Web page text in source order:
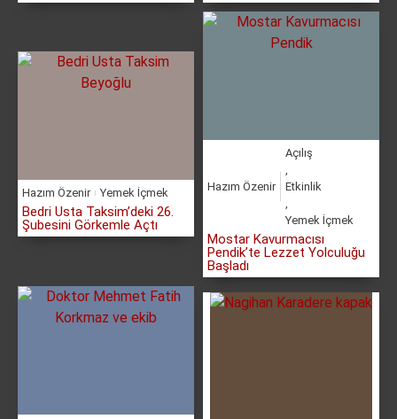
Hazım Özenir Yemek İçmek
Bedri Usta Taksim’deki 26.
Şubesini Görkemle Açtı
Hazım Özenir
Açılış
Etkinlik
Yemek İçmek
Mostar Kavurmacısı
Pendik’te Lezzet Yolculuğu
Başladı